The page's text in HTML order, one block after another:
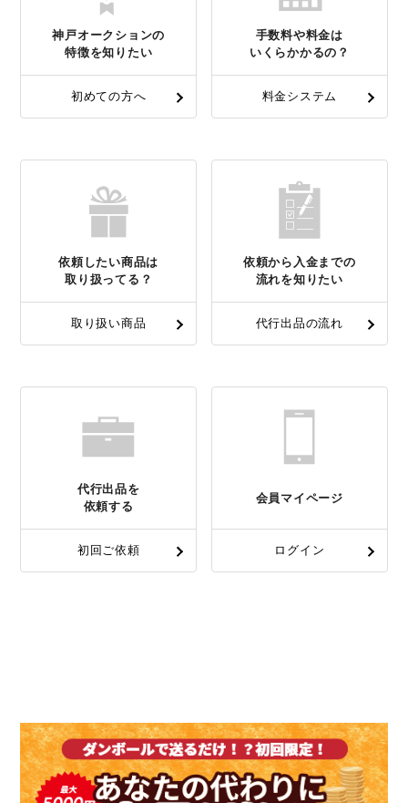
神戸オークションの
特徴を知りたい
初めての方へ
手数料や料金は
いくらかかるの？
料金システム
依頼したい商品は
取り扱ってる？
取り扱い商品
依頼から入金までの
流れを知りたい
代行出品の流れ
代行出品を
依頼する
初回ご依頼
会員マイページ
ログイン